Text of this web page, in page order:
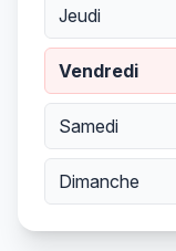
Jeudi
Vendredi
Samedi
Dimanche